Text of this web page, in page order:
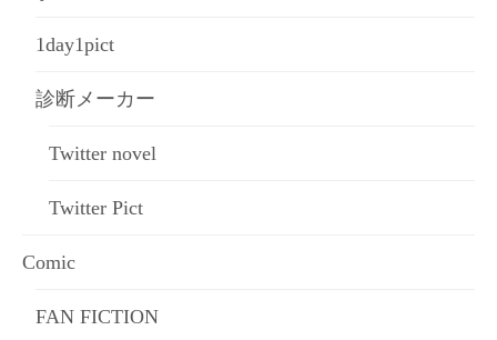
1day1pict
診断メーカー
Twitter novel
Twitter Pict
Comic
FAN FICTION